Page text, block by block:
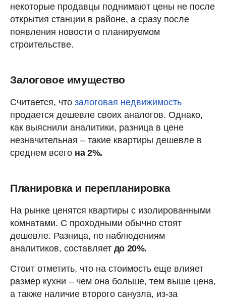
некоторые продавцы поднимают цены не после
открытия станции в районе, а сразу после
появления новости о планируемом
строительстве.
Залоговое имущество
Считается, что залоговая недвижимость
продается дешевле своих аналогов. Однако,
как выяснили аналитики, разница в цене
незначительная – такие квартиры дешевле в
среднем всего на 2%.
Планировка и перепланировка
На рынке ценятся квартиры с изолированными
комнатами. С проходными обычно стоят
дешевле. Разница, по наблюдениям
аналитиков, составляет до 20%.
Стоит отметить, что на стоимость еще влияет
размер кухни – чем она больше, тем выше цена,
а также наличие второго санузла, из-за